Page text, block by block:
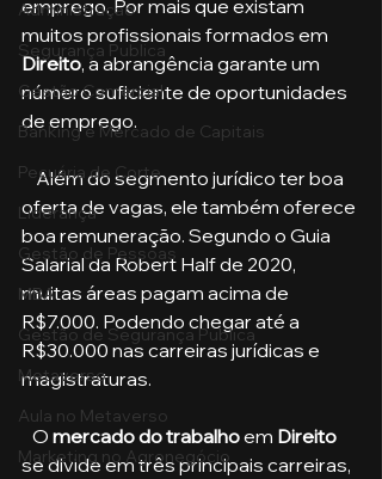
Administração
Segurança Publica
Gestão Comercial
Banking e Mercado de Capitais
Pecuária de Corte
Liderança
Gestão de Pessoas
MBA
Gestão de Segurança Publica
Metaverso
Aula no Metaverso
Marketing no Agronegócio
emprego. Por mais que existam
muitos profissionais formados em
Direito, a abrangência garante um
número suficiente de oportunidades
de emprego.
    Além do segmento jurídico ter boa
oferta de vagas, ele também oferece
boa remuneração. Segundo o Guia
Salarial da Robert Half de 2020,
muitas áreas pagam acima de
R$7.000. Podendo chegar até a
R$30.000 nas carreiras jurídicas e
magistraturas.
   O
mercado do trabalho em Direito
se divide em três principais carreiras,